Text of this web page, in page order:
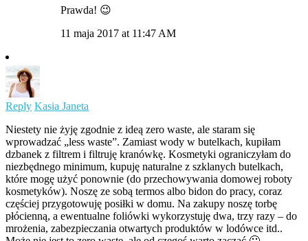
Prawda! 😉
11 maja 2017 at 11:47 AM
Reply Kasia Janeta
Niestety nie żyję zgodnie z ideą zero waste, ale staram się
wprowadzać „less waste”. Zamiast wody w butelkach, kupiłam
dzbanek z filtrem i filtruję kranówkę. Kosmetyki ograniczyłam do
niezbędnego minimum, kupuję naturalne z szklanych butelkach,
które mogę użyć ponownie (do przechowywania domowej roboty
kosmetyków). Noszę ze sobą termos albo bidon do pracy, coraz
częściej przygotowuję posiłki w domu. Na zakupy noszę torbę
płócienną, a ewentualne foliówki wykorzystuję dwa, trzy razy – do
mrożenia, zabezpieczania otwartych produktów w lodówce itd..